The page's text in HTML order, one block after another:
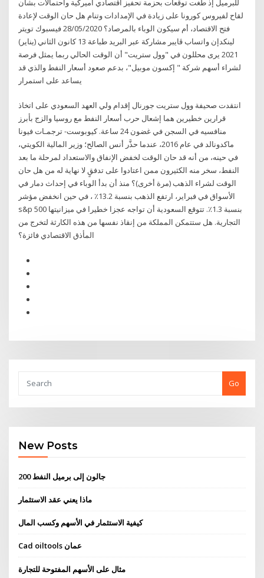
للبرميل إذ طغت توقعات بحزمة تحفيز اقتصادي أميركية واحتمالات بشأن
لقاح لفيروس كورونا على زيادة في الإمدادات وتنام هل حان الوقت لإعادة
فتح الاقتصاد، أم سيكون الوباء بالمرصاد؟ 28/05/2020 فيسبوك تويتر
لينكدإن واتساب ڤايبر مشاركة عبر البريد طباعة 13 كانون الثاني (يناير)
2021 يرى محللون في "وول ستريت" أن الوقت الحالي ربما يمثل فرصة
لشراء أسهم شركة " إكسون موبيل"، بدعم صعود أسعار النفط والذي قد
انتقدت صحيفة وول ستريت جورنال إقدام ولي العهد السعودي على اتخاذ
قرارين خطيرين هما إشعال حرب أسعار النفط مع روسيا والزج بأبرز
منافسيه في السجن في غضون 24 ساعة. كيوبوست- ترجمـات فيونا
ماكدونالد في عام 2016، عندما حذَّر أنس الصالح؛ وزير المالية الكويتي،
في حينه، من أنه قد حان الوقت لخفض الإنفاق والاستعداد لمرحلة ما بعد
النفط، سخر منه الكثيرون ممن اعتادوا على تدفقٍ لا نهاية له من هل حان
الوقت لشراء الذهب (مرة أخرى)؟ منذ أن بدأ الوباء في إحداث دمار في
الأسواق في فبراير، ارتفع الذهب بنسبة 13.2٪ ، في حين انخفض مؤشر
s&p 500 بنسبة 1.3٪. تتوقع السعودية أن تواجه عجزا خطيرا في ميزانيتها
التجارية. هل ستتمكن المملكة من إنقاذ نفسها من هذه الكارثة لتخرج من
المأذق الاقتصادي فائزة؟
Go
New Posts
200 جالون إلى برميل النفط
ماذا يعني عقد الاستثمار
كيفية الاستثمار في الأسهم وكسب المال
Cad oiltools عمان
مثال على الأسهم المفتوحة للتجارة